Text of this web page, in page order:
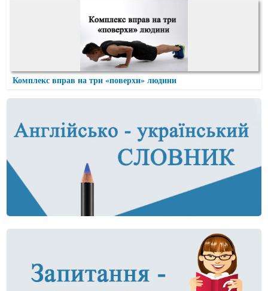
Комплекс вправ на три «поверхи» людини